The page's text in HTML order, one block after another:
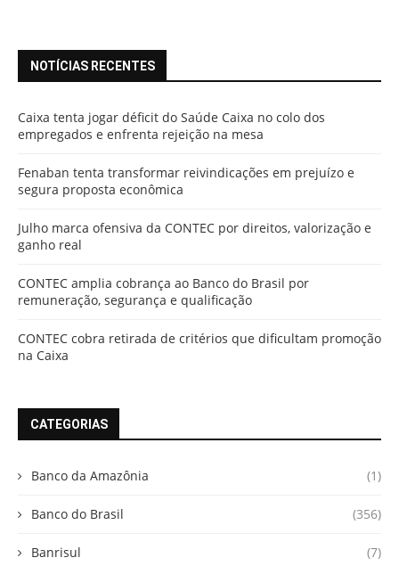
NOTÍCIAS RECENTES
Caixa tenta jogar déficit do Saúde Caixa no colo dos
empregados e enfrenta rejeição na mesa
Fenaban tenta transformar reivindicações em prejuízo e
segura proposta econômica
Julho marca ofensiva da CONTEC por direitos, valorização e
ganho real
CONTEC amplia cobrança ao Banco do Brasil por
remuneração, segurança e qualificação
CONTEC cobra retirada de critérios que dificultam promoção
na Caixa
CATEGORIAS
Banco da Amazônia (1)
Banco do Brasil (356)
Banrisul (7)